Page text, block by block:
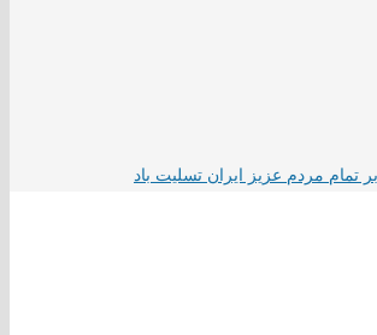
تمام مردم عزیز ایران تسلیت باد